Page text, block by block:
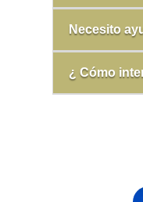
Necesito
¿ Cómo